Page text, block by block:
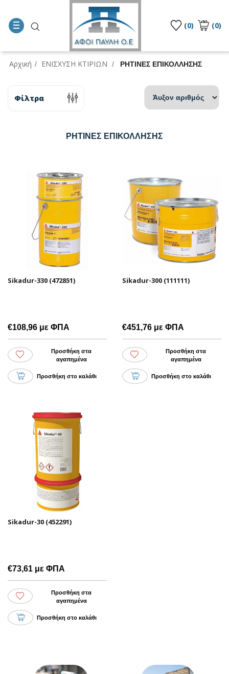
(0) (0)
Αρχική / ΕΝΙΣΧΥΣΗ ΚΤΙΡΙΩΝ / ΡΗΤΙΝΕΣ ΕΠΙΚΟΛΛΗΣΗΣ
Φίλτρα
ΡΗΤΙΝΕΣ ΕΠΙΚΟΛΛΗΣΗΣ
Sikadur-330 (472851)
€108,96 με ΦΠΑ
Προσθήκη στα
αγαπημένα
Προσθήκη στο καλάθι
Sikadur-300 (111111)
€451,76 με ΦΠΑ
Προσθήκη στα
αγαπημένα
Προσθήκη στο καλάθι
Sikadur-30 (452291)
€73,61 με ΦΠΑ
Προσθήκη στα
αγαπημένα
Προσθήκη στο καλάθι